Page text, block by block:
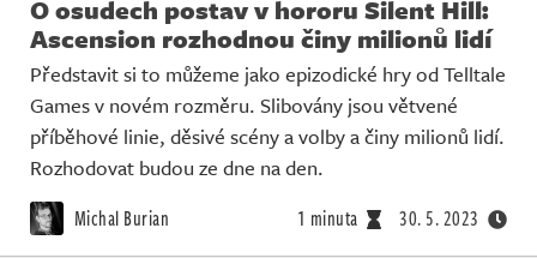
O osudech postav v hororu Silent Hill:
Ascension rozhodnou činy milionů lidí
Představit si to můžeme jako epizodické hry od Telltale
Games v novém rozměru. Slibovány jsou větvené
příběhové linie, děsivé scény a volby a činy milionů lidí.
Rozhodovat budou ze dne na den.
Michal Burian 1 minuta 30. 5. 2023